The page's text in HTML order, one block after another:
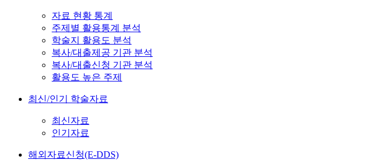
자료 현황 통계
주제별 활용통계 분석
학술지 활용도 분석
복사/대출제공 기관 분석
복사/대출신청 기관 분석
활용도 높은 주제
최신/인기 학술자료
최신자료
인기자료
해외자료신청(E-DDS)